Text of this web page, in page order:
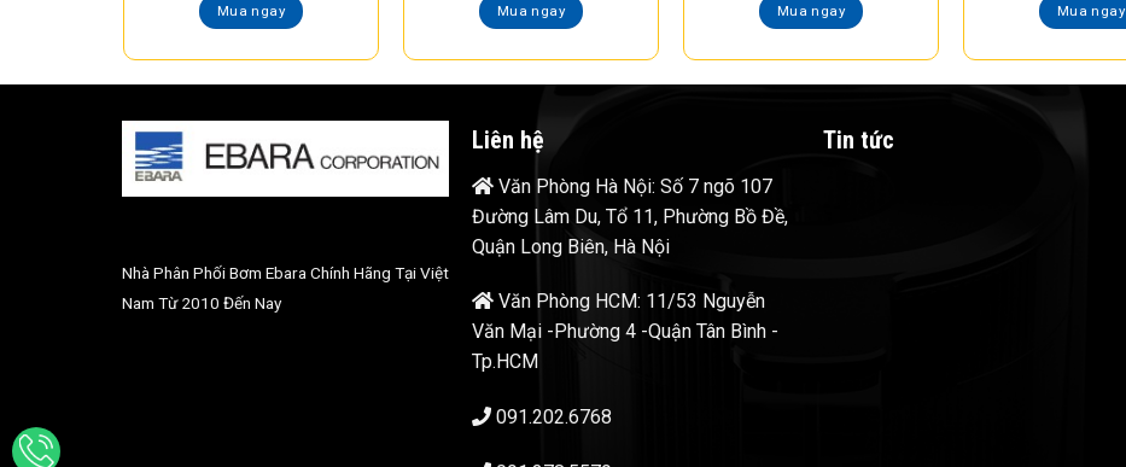
Mua ngay Mua ngay Mua ngay Mua ngay
Nhà Phân Phối Bơm Ebara Chính Hãng Tại Việt
Nam Từ 2010 Đến Nay
Liên hệ
Văn Phòng Hà Nội: Số 7 ngõ 107
Đường Lâm Du, Tổ 11, Phường Bồ Đề,
Quận Long Biên, Hà Nội
Văn Phòng HCM: 11/53 Nguyễn
Văn Mại -Phường 4 -Quận Tân Bình -
Tp.HCM
091.202.6768
Tin tức